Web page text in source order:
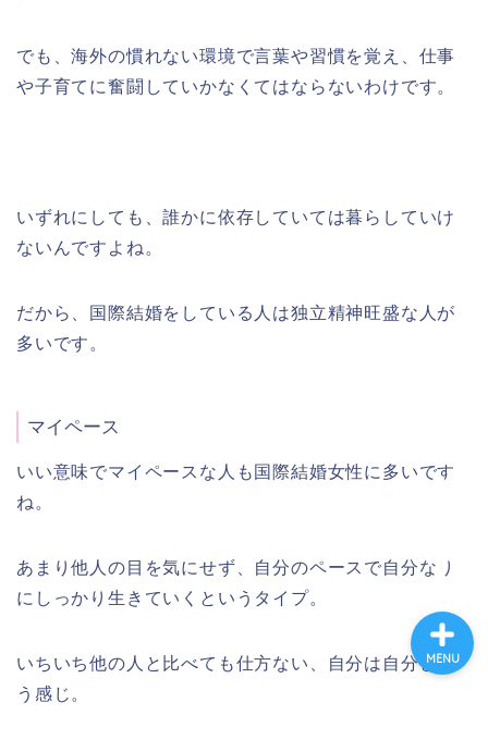
でも、海外の慣れない環境で言葉や習慣を覚え、仕事
や子育てに奮闘していかなくてはならないわけです。
いずれにしても、誰かに依存していては暮らしていけ
ないんですよね。
だから、国際結婚をしている人は独立精神旺盛な人が
多いです。
マイペース
いい意味でマイペースな人も国際結婚女性に多いです
ね。
あまり他人の目を気にせず、自分のペースで自分なり
にしっかり生きていくというタイプ。
いちいち他の人と比べても仕方ない、自分は自分とい
う感じ。
MENU